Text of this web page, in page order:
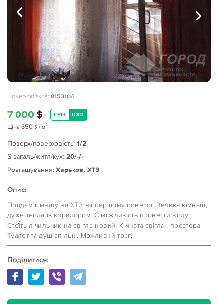
Номер об'єкта: 815310/1
7 000 $ ГРН USD
Ціна 350 $ / м2
Поверх/поверховість: 1/2
S загаль/житл/кух: 20/-/-
Розташування: Харьков, ХТЗ
Опис:
Продам кімнату на ХТЗ на першому поверсі. Велика кімната,
дуже тепла із коридором. Є можливість провести воду.
Стої́ть лічильник на світло новий. Кімната світла і простора.
Туалет та душ спільні. Можливий торг.
Поділитися: